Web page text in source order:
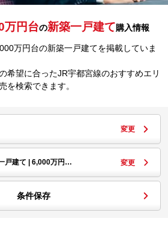
万円台の新築一戸建て購入情報
万円台の新築一戸建てを掲載していま
希望に合ったJR宇都宮線のおすすめエリ
を検索できます。
変更
戸建て | 6,000万円… 変更
条件保存